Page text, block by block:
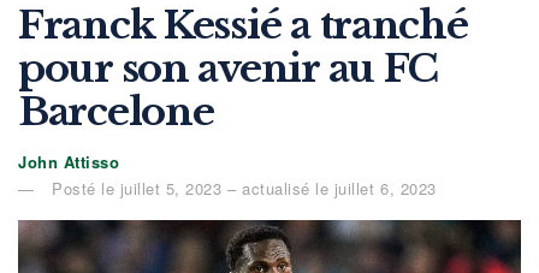
Franck Kessié a tranché
pour son avenir au FC
Barcelone
John Attisso
Posté le juillet 5, 2023 – actualisé le juillet 6, 2023